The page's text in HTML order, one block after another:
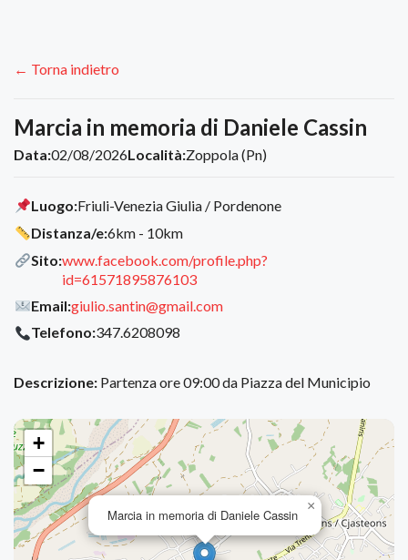
← Torna indietro
Marcia in memoria di Daniele Cassin
Data:02/08/2026Località:Zoppola (Pn)
Luogo:Friuli-Venezia Giulia / Pordenone
Distanza/e:6km - 10km
Sito:www.facebook.com/profile.php?
id=61571895876103
Email:giulio.santin@gmail.com
Telefono:347.6208098
Descrizione: Partenza ore 09:00 da Piazza del Municipio
Marcia in memoria di Daniele Cassin
×
+
−